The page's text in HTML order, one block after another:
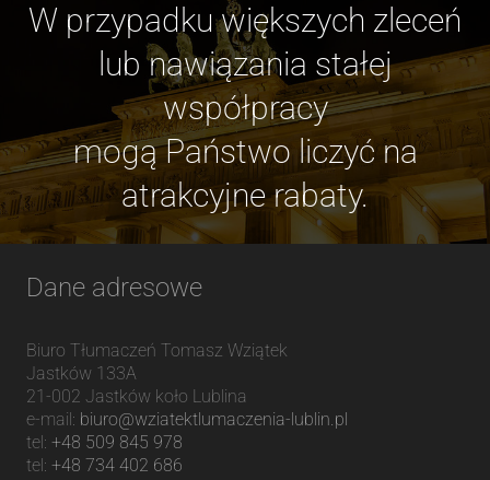
W przypadku większych zleceń
lub nawiązania stałej
współpracy
mogą Państwo liczyć na
atrakcyjne rabaty.
Dane adresowe
Biuro Tłumaczeń Tomasz Wziątek
Jastków 133A
21-002 Jastków koło Lublina
e-mail: biuro@wziatektlumaczenia-lublin.pl
tel: +48 509 845 978
tel: +48 734 402 686